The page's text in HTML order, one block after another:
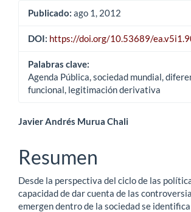
Publicado: ago 1, 2012
DOI: https://doi.org/10.53689/
Palabras clave:
Agenda Pública, sociedad mundial,
funcional, legitimación derivativa
Contenido
principal
del
artículo
Javier Andrés Murua Chali
Resumen
Desde la perspectiva del ciclo de las
capacidad de dar cuenta de las
emergen dentro de la sociedad se